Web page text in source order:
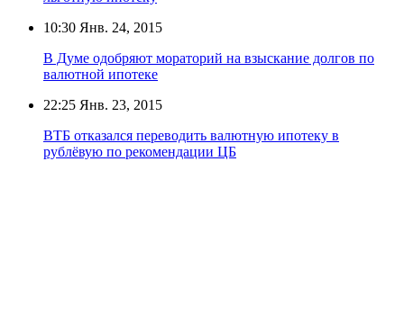
10:30 Янв. 24, 2015
В Думе одобряют мораторий на взыскание долгов по
валютной ипотеке
22:25 Янв. 23, 2015
ВТБ отказался переводить валютную ипотеку в
рублёвую по рекомендации ЦБ